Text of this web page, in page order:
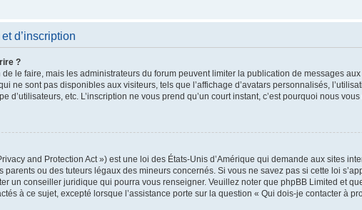
d’inscription
?
de le faire, mais les administrateurs du forum peuvent limiter la publication de messages
ne sont pas disponibles aux visiteurs, tels que l’affichage d’avatars personnalisés,
d’utilisateurs, etc. L’inscription ne vous prend qu’un court instant, c’est pourquoi nous
and Protection Act ») est une loi des États-Unis d’Amérique qui demande aux sites
parents ou des tuteurs légaux des mineurs concernés. Si vous ne savez pas si cette loi
un conseiller juridique qui pourra vous renseigner. Veuillez noter que phpBB Limited et
à ce sujet, excepté lorsque l’assistance porte sur la question « Qui dois-je contacter à